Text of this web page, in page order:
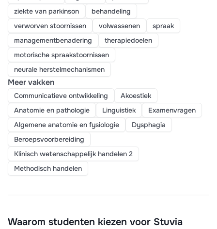
ziekte van parkinson
behandeling
verworven stoornissen
volwassenen
spraak
managementbenadering
therapiedoelen
motorische spraakstoornissen
neurale herstelmechanismen
Meer vakken
Communicatieve ontwikkeling
Akoestiek
Anatomie en pathologie
Linguistiek
Examenvragen
Algemene anatomie en fysiologie
Dysphagia
Beroepsvoorbereiding
Klinisch wetenschappelijk handelen 2
Methodisch handelen
Waarom studenten kiezen voor Stuvia